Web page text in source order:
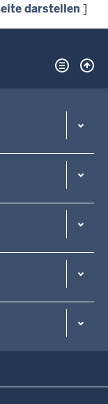
darstellen ]